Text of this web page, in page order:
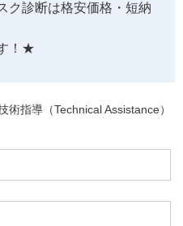
ク診断は格安価格・短納
！★
術指導（Technical Assistance）